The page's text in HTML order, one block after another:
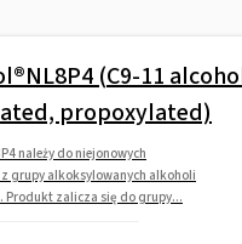
(C9-11
propoxylated)
należy do niejonowych
grupy alkoksylowanych alkoholi
Produkt zalicza się do grupy...